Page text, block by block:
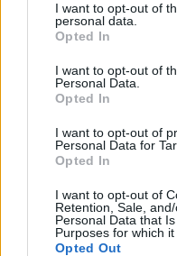
I want to opt-out of
personal data.
Opted In
I want to opt-out of
Personal Data.
Opted In
I want to opt-out of
Personal Data for
Opted In
I want to opt-out of
Retention, Sale,
Personal Data that
Purposes for which it
Opted Out
tevő